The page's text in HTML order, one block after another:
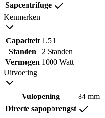
Sapcentrifuge
Kenmerken
Capaciteit 1.5 l
Standen
2 Standen
Vermogen 1000 Watt
Uitvoering
Vulopening
84 mm
Directe sapopbrengst